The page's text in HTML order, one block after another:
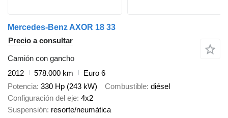
Mercedes-Benz AXOR 18 33
Precio a consultar
Camión con gancho
2012
578.000 km
Euro 6
Potencia 330 Hp (243 kW) Combustible diésel
Configuración del eje 4x2
Suspensión resorte/neumática